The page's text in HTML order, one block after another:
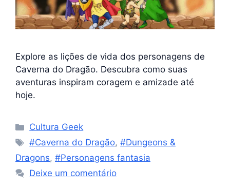
Explore as lições de vida dos personagens de
Caverna do Dragão. Descubra como suas
aventuras inspiram coragem e amizade até
hoje.
Categorias
Cultura Geek
Tags
#Caverna do Dragão,#Dungeons &
Dragons, #Personagens fantasia
Deixe um comentário